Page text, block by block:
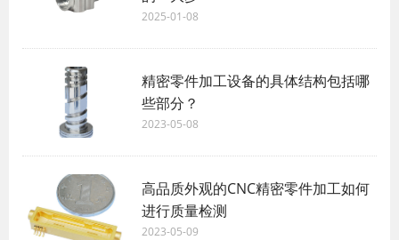
2025-01-08
精密零件加工设备的具体结构包括哪
些部分？
2023-05-08
高品质外观的CNC精密零件加工如何
进行质量检测
2023-05-09